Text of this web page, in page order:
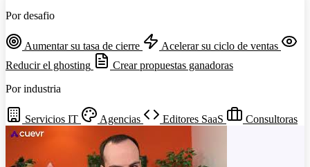
Por desafio
Aumentar su tasa de cierre
Acelerar su ciclo de ventas
Reducir el ghosting
Crear propuestas ganadoras
Por industria
Servicios IT Agencias Editores SaaS Consultoras